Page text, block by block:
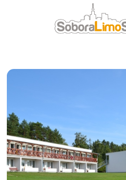
Flota
Kontakt